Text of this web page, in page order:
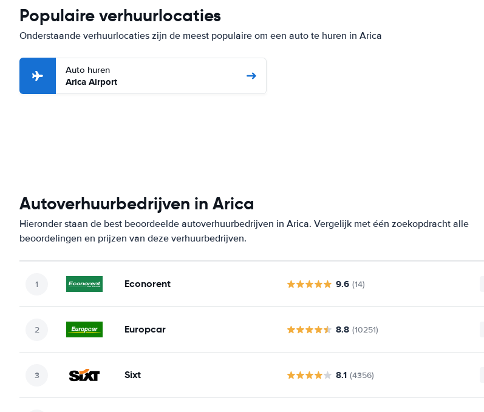
Populaire verhuurlocaties
Onderstaande verhuurlocaties zijn de meest populaire om een auto te huren in Arica
Auto huren
Arica Airport
Autoverhuurbedrijven in Arica
Hieronder staan de best beoordeelde autoverhuurbedrijven in Arica. Vergelijk met één zoekopdracht alle
beoordelingen en prijzen van deze verhuurbedrijven.
Econorent 9.6 (14)
Europcar 8.8 (10251)
Sixt 8.1 (4356)